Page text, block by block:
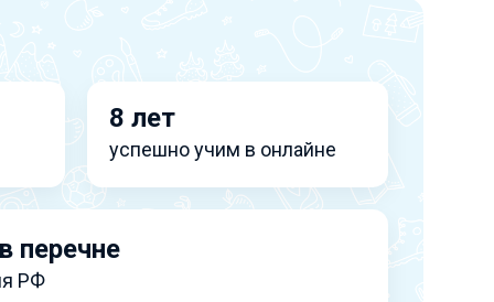
8 лет
успешно учим в онлайне
перечне
РФ